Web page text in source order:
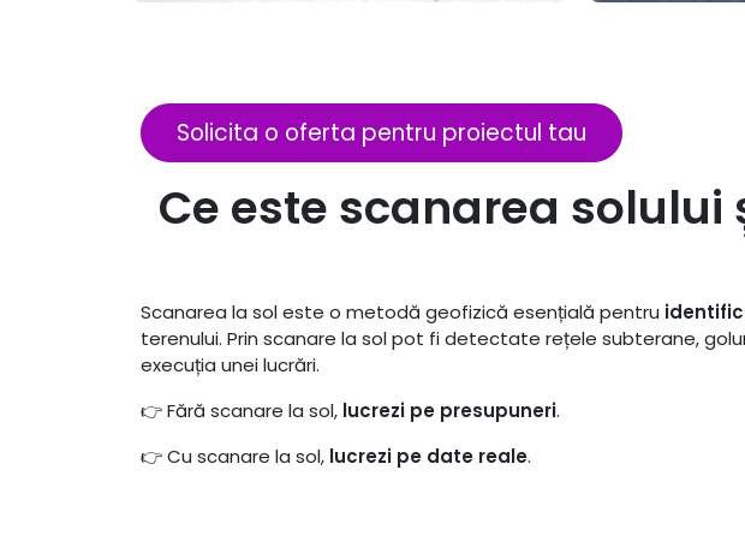
Solicita o oferta pentru proiectul tau
Ce este scanarea solului
Scanarea la sol este o metodă geofizică esențială pentru
terenului. Prin scanare la sol pot fi detectate rețele subterane,
execuția unei lucrări.
👉 Fără scanare la sol, lucrezi pe presupuneri.
👉 Cu scanare la sol, lucrezi pe date reale.